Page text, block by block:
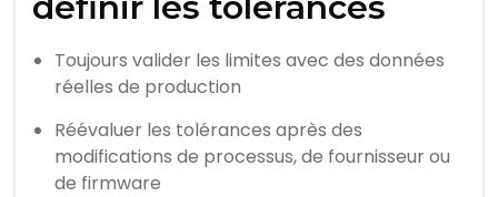
Toujours valider les limites avec des données
réelles de production
Réévaluer les tolérances après des
modifications de processus, de fournisseur ou
de firmware